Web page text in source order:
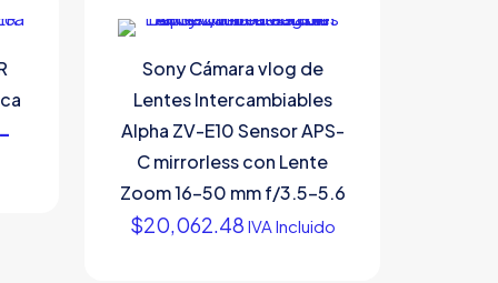
Sony Cámara vlog de
Lentes Intercambiables
Alpha ZV-E10 Sensor APS-
C mirrorless con Lente
Zoom 16-50 mm f/3.5-5.6
$20,062.48 IVA Incluido